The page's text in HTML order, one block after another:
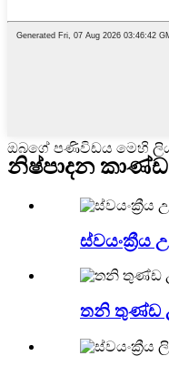
ඔබගේ පණිවිඩය මෙහි
නිෂ්පාදන කාණ්ඩ
ස්වයංක්‍රීය
තනි තුණ්ඩ